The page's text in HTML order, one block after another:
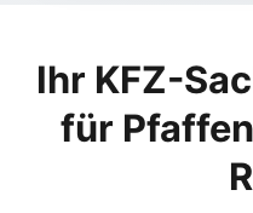
Ihr KFZ-
für